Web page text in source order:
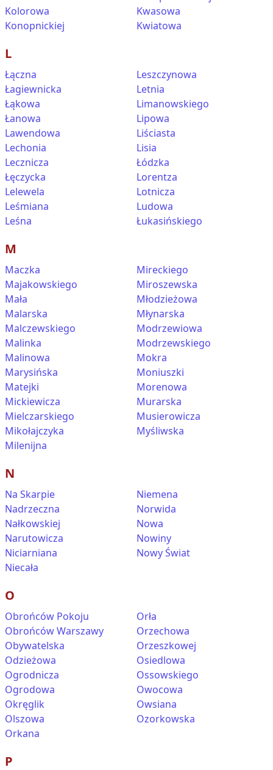
Kolorowa
Konopnickiej
Kwasowa
Kwiatowa
L
Łączna
Łagiewnicka
Łąkowa
Łanowa
Lawendowa
Lechonia
Lecznicza
Łęczycka
Lelewela
Leśmiana
Leśna
Leszczynowa
Letnia
Limanowskiego
Lipowa
Liściasta
Lisia
Łódzka
Lorentza
Lotnicza
Ludowa
Łukasińskiego
M
Maczka
Majakowskiego
Mała
Malarska
Malczewskiego
Malinka
Malinowa
Marysińska
Matejki
Mickiewicza
Mielczarskiego
Mikołajczyka
Milenijna
Mireckiego
Miroszewska
Młodzieżowa
Młynarska
Modrzewiowa
Modrzewskiego
Mokra
Moniuszki
Morenowa
Murarska
Musierowicza
Myśliwska
N
Na Skarpie
Nadrzeczna
Nałkowskiej
Narutowicza
Niciarniana
Niecała
Niemena
Norwida
Nowa
Nowiny
Nowy Świat
O
Obrońców Pokoju
Obrońców Warszawy
Obywatelska
Odzieżowa
Ogrodnicza
Ogrodowa
Okręglik
Olszowa
Orkana
Orła
Orzechowa
Orzeszkowej
Osiedlowa
Ossowskiego
Owocowa
Owsiana
Ozorkowska
P